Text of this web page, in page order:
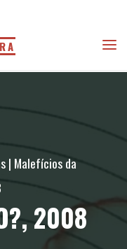
| Malefícios da
2008